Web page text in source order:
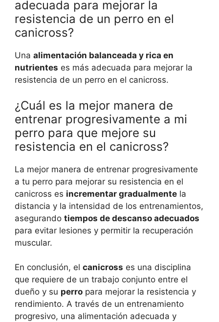
adecuada para mejorar la
resistencia de un perro en el
canicross?
Una alimentación balanceada y rica en
nutrientes es más adecuada para mejorar la
resistencia de un perro en el canicross.
¿Cuál es la mejor manera de
entrenar progresivamente a mi
perro para que mejore su
resistencia en el canicross?
La mejor manera de entrenar progresivamente
a tu perro para mejorar su resistencia en el
canicross es incrementar gradualmente la
distancia y la intensidad de los entrenamientos,
asegurando tiempos de descanso adecuados
para evitar lesiones y permitir la recuperación
muscular.
En conclusión, el canicross es una disciplina
que requiere de un trabajo conjunto entre el
dueño y su perro para mejorar la resistencia y
rendimiento. A través de un entrenamiento
progresivo, una alimentación adecuada y